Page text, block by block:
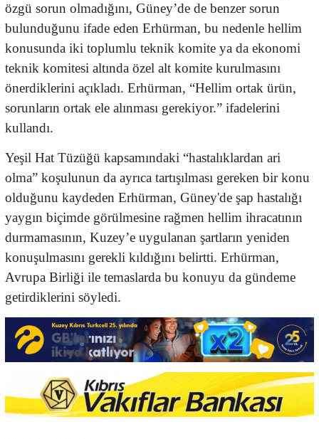
özgü sorun olmadığını, Güney’de de benzer sorun
bulunduğunu ifade eden Erhürman, bu nedenle hellim
konusunda iki toplumlu teknik komite ya da ekonomi
teknik komitesi altında özel alt komite kurulmasını
önerdiklerini açıkladı. Erhürman, “Hellim ortak ürün,
sorunların ortak ele alınması gerekiyor.” ifadelerini
kullandı.
Yeşil Hat Tüzüğü kapsamındaki “hastalıklardan ari
olma” koşulunun da ayrıca tartışılması gereken bir konu
olduğunu kaydeden Erhürman, Güney'de şap hastalığı
yaygın biçimde görülmesine rağmen hellim ihracatının
durmamasının, Kuzey’e uygulanan şartların yeniden
konuşulmasını gerekli kıldığını belirtti. Erhürman,
Avrupa Birliği ile temaslarda bu konuyu da gündeme
getirdiklerini söyledi.